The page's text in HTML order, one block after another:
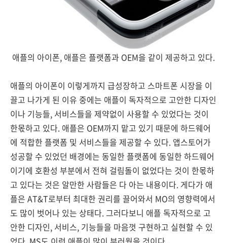
애플의 아이폰, 애플은 플랫폼과 OEM을 같이 제공하고 있다.
애플의 아이폰이 이렇게까지 급성장하고 스마트폰 시장을 이
끌고 나가게 된 이유 중에는 애플이 독자적으로 고안한 디자인
이나 기능들, 서비스들을 제약없이 사용할 수 있었다는 것이
한몫하고 있다. 애플은 OEM까지 맡고 있기 때문에 하드웨어
에 적합한 플랫폼 및 서비스들을 제공할 수 있다. 앱스토어가
성공할 수 있었던 배경에는 동일한 플랫폼에 동일한 하드웨어
이기에 호환성 부분에서 전혀 걸림돌이 없었다는 것이 한몫하
고 있다는 것은 알만한 사람들은 다 아는 내용이다. 게다가 애
플은 AT&T로부터 최대한 권리를 끌어와서 MO의 영향력에서
도 많이 벗어나 있는 상태다. 그러다보니 애플 독자적으로 고
안한 디자인, 서비스, 기능들을 마음껏 구현하고 실현할 수 있